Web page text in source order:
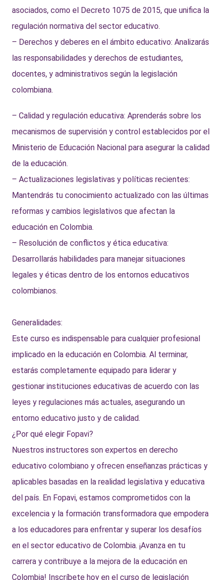
asociados, como el Decreto 1075 de 2015, que unifica la
regulación normativa del sector educativo.
– Derechos y deberes en el ámbito educativo: Analizarás
las responsabilidades y derechos de estudiantes,
docentes, y administrativos según la legislación
colombiana.
– Calidad y regulación educativa: Aprenderás sobre los
mecanismos de supervisión y control establecidos por el
Ministerio de Educación Nacional para asegurar la calidad
de la educación.
– Actualizaciones legislativas y políticas recientes:
Mantendrás tu conocimiento actualizado con las últimas
reformas y cambios legislativos que afectan la
educación en Colombia.
– Resolución de conflictos y ética educativa:
Desarrollarás habilidades para manejar situaciones
legales y éticas dentro de los entornos educativos
colombianos.
Generalidades:
Este curso es indispensable para cualquier profesional
implicado en la educación en Colombia. Al terminar,
estarás completamente equipado para liderar y
gestionar instituciones educativas de acuerdo con las
leyes y regulaciones más actuales, asegurando un
entorno educativo justo y de calidad.
¿Por qué elegir Fopavi?
Nuestros instructores son expertos en derecho
educativo colombiano y ofrecen enseñanzas prácticas y
aplicables basadas en la realidad legislativa y educativa
del país. En Fopavi, estamos comprometidos con la
excelencia y la formación transformadora que empodera
a los educadores para enfrentar y superar los desafíos
en el sector educativo de Colombia. ¡Avanza en tu
carrera y contribuye a la mejora de la educación en
Colombia! Inscríbete hoy en el curso de legislación